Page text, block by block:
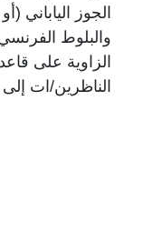
الجوز الياباني
والبلوط
الزاوية على
الناظرين/ات